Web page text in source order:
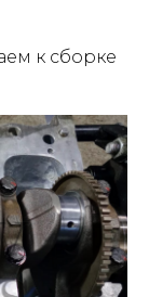
к сборке